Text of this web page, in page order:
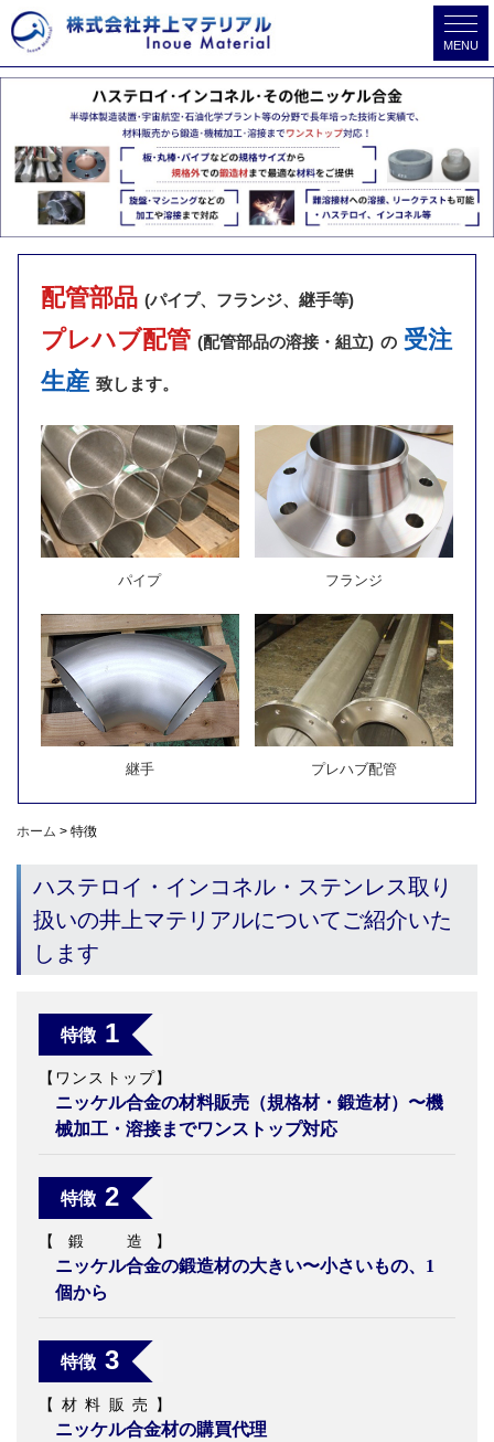
MENU
配管部品 (パイプ、フランジ、継手等)
プレハブ配管 (配管部品の溶接・組立) の 受注
生産 致します。
パイプ フランジ
継手 プレハブ配管
ホーム > 特徴
ハステロイ・インコネル・ステンレス取り
扱いの井上マテリアルについてご紹介いた
します
特徴 1
【ワンストップ】
ニッケル合金の材料販売（規格材・鍛造材）〜機
械加工・溶接までワンストップ対応
特徴 2
【鍛 造】
ニッケル合金の鍛造材の大きい〜小さいもの、1
個から
特徴 3
【材料販売】
ニッケル合金材の購買代理